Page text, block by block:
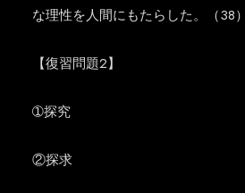
な理性を人間にもたらした。（38）
【復習問題2】
➀探究
②探求